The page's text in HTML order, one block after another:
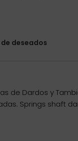
deseados
de Dardos y
Springs shaft